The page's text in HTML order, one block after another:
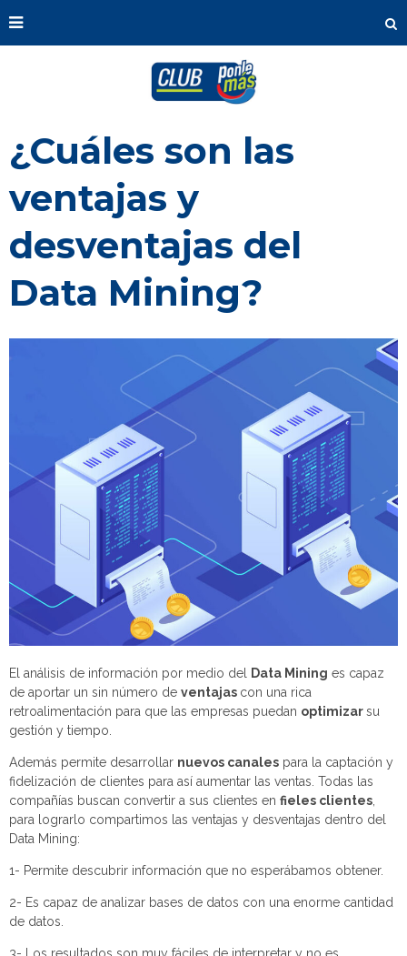
¿Cuáles son las
ventajas y
desventajas del
Data Mining?
El análisis de información por medio del Data Mining es capaz
de aportar un sin número de ventajas con una rica
retroalimentación para que las empresas puedan optimizarsu
gestión y tiempo.
Además permite desarrollar nuevos canales para la captación y
fidelización de clientes para así aumentar las ventas. Todas las
compañías buscan convertir a sus clientes en fieles clientes,
para lograrlo compartimos las ventajas y desventajas dentro del
Data Mining:
1- Permite descubrir información que no esperábamos obtener.
2- Es capaz de analizar bases de datos con una enorme cantidad
de datos.